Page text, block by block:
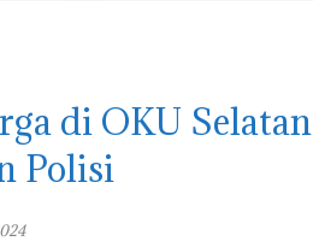
di OKU Selatan
Polisi